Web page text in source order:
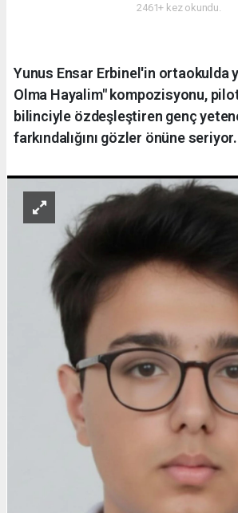
2461+ kez okundu.
Yunus Ensar Erbinel'in ortaokulda
Olma Hayalim" kompozisyonu,
bilinciyle özdeşleştiren genç
farkındalığını gözler önüne seriyor.